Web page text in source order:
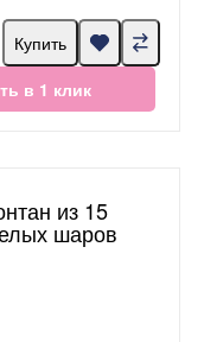
Купить
в 1 клик
из 15
шаров